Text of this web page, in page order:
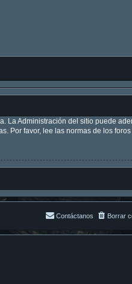
La Administración del sitio puede
Por favor, lee las normas de los
Borrar
Contáctanos